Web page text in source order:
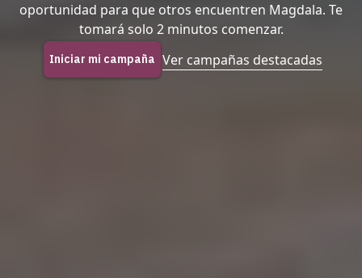
oportunidad para que otros encuentren Magdala. Te
tomará solo 2 minutos comenzar.
Ver campañas destacadas